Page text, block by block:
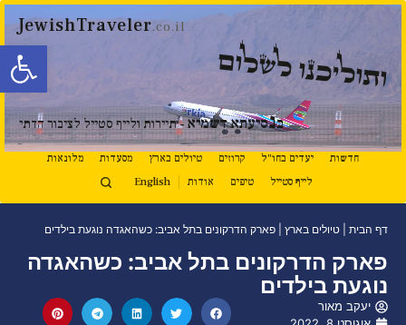
פתח
JewishTraveler.co.il
ותוליכנו לשלום
בנסיעתא דשמיא - תיירות ולייף סטייל לציבור הדתי
חדשות יעדים בחו"ל קרוזים טיולים בארץ מסעדות
מלונאות
לייף סטייל
טיפים אודות English
דף הבית טיולים בארץ פארק הדרקונים בתל אביב: כשהאגדה נוגעת בילדים
פארק הדרקונים בתל אביב: כשהאגדה
נוגעת בילדים
יעקב מאור